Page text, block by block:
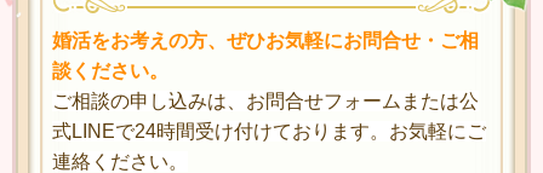
婚活をお考えの方、ぜひお気軽にお問合せ・ご相
談ください。
ご相談の申し込みは、お問合せフォームまたは公
式LINEで24時間受け付けております。お気軽にご
連絡ください。